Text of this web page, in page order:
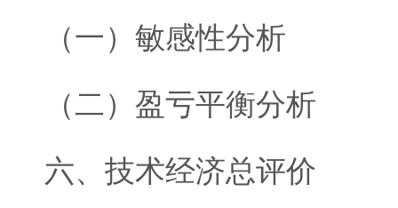
（一）敏感性分析
（二）盈亏平衡分析
六、技术经济总评价